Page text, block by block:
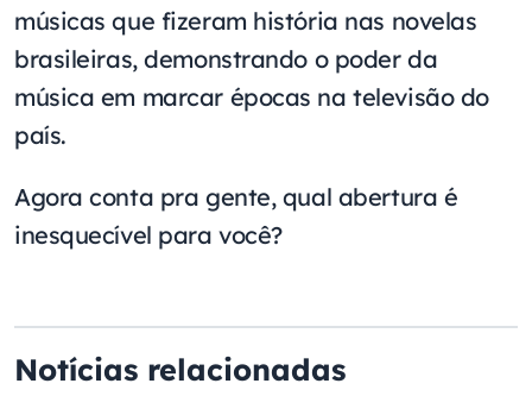
músicas que fizeram história nas novelas
brasileiras, demonstrando o poder da
música em marcar épocas na televisão do
país.
Agora conta pra gente, qual abertura é
inesquecível para você?
Notícias relacionadas